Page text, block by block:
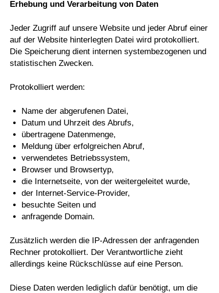
Erhebung und Verarbeitung von Daten
Jeder Zugriff auf unsere Website und jeder Abruf einer
auf der Website hinterlegten Datei wird protokolliert.
Die Speicherung dient internen systembezogenen und
statistischen Zwecken.
Protokolliert werden:
Name der abgerufenen Datei,
Datum und Uhrzeit des Abrufs,
übertragene Datenmenge,
Meldung über erfolgreichen Abruf,
verwendetes Betriebssystem,
Browser und Browsertyp,
die Internetseite, von der weitergeleitet wurde,
der Internet-Service-Provider,
besuchte Seiten und
anfragende Domain.
Zusätzlich werden die IP-Adressen der anfragenden
Rechner protokolliert. Der Verantwortliche zieht
allerdings keine Rückschlüsse auf eine Person.
Diese Daten werden lediglich dafür benötigt, um die